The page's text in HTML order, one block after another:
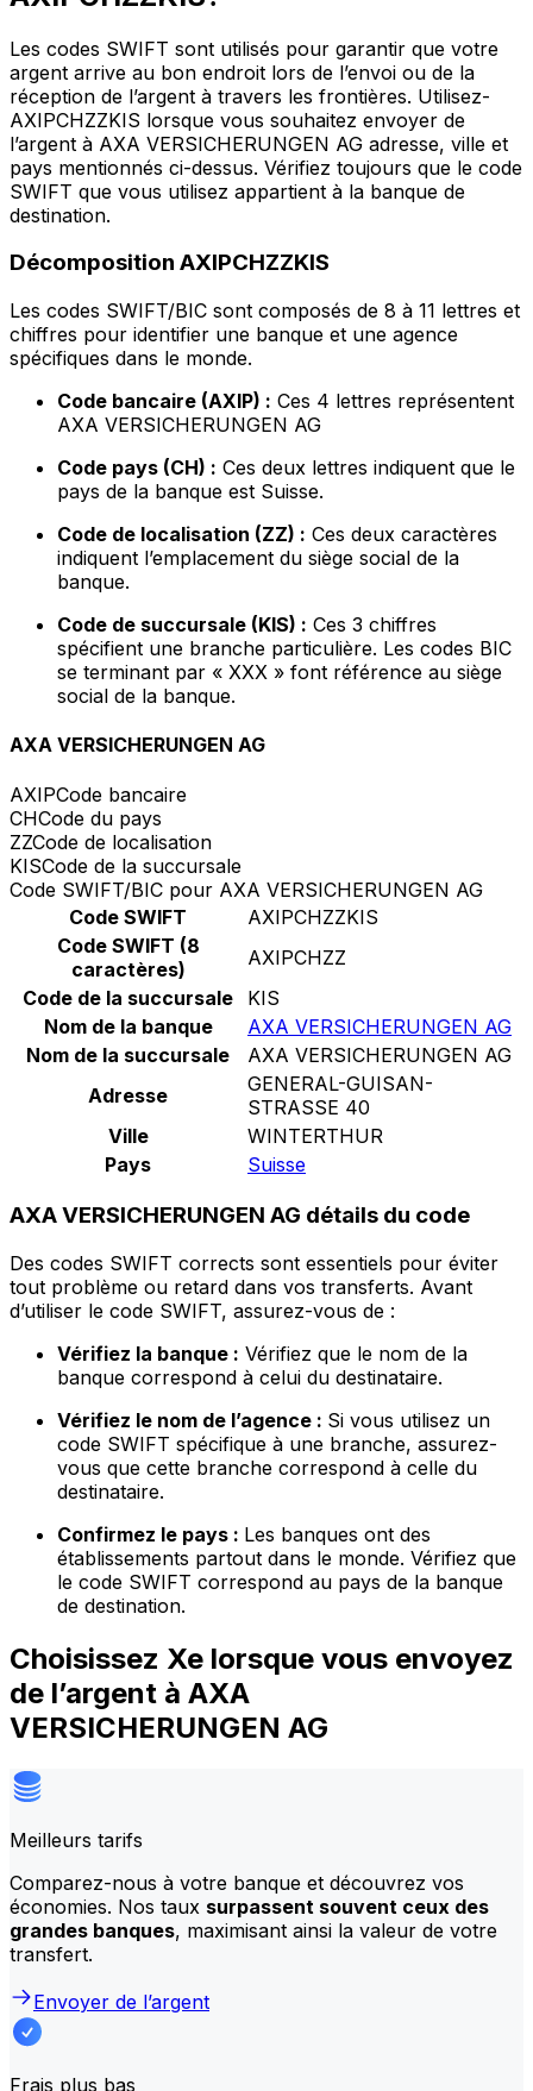
Les codes SWIFT sont utilisés pour garantir que votre
argent arrive au bon endroit lors de l’envoi ou de la
réception de l’argent à travers les frontières. Utilisez-
AXIPCHZZKIS lorsque vous souhaitez envoyer de
l’argent à AXA VERSICHERUNGEN AG adresse, ville et
pays mentionnés ci-dessus. Vérifiez toujours que le code
SWIFT que vous utilisez appartient à la banque de
destination.
Décomposition AXIPCHZZKIS
Les codes SWIFT/BIC sont composés de 8 à 11 lettres et
chiffres pour identifier une banque et une agence
spécifiques dans le monde.
Code bancaire (AXIP) : Ces 4 lettres représentent
AXA VERSICHERUNGEN AG
Code pays (CH) : Ces deux lettres indiquent que le
pays de la banque est Suisse.
Code de localisation (ZZ) : Ces deux caractères
indiquent l’emplacement du siège social de la
banque.
Code de succursale (KIS) : Ces 3 chiffres
spécifient une branche particulière. Les codes BIC
se terminant par « XXX » font référence au siège
social de la banque.
AXA VERSICHERUNGEN AG
AXIPCode bancaire
CHCode du pays
ZZCode de localisation
KISCode de la succursale
Code SWIFT/BIC pour AXA VERSICHERUNGEN AG
Code SWIFT
AXIPCHZZKIS
Code SWIFT (8
caractères)
AXIPCHZZ
Code de la succursale
KIS
Nom de la banque
AXA VERSICHERUNGEN AG
Nom de la succursale
AXA VERSICHERUNGEN AG
Adresse
GENERAL-GUISAN-
STRASSE 40
Ville
WINTERTHUR
Pays
Suisse
AXA VERSICHERUNGEN AG détails du code
Des codes SWIFT corrects sont essentiels pour éviter
tout problème ou retard dans vos transferts. Avant
d’utiliser le code SWIFT, assurez-vous de :
Vérifiez la banque : Vérifiez que le nom de la
banque correspond à celui du destinataire.
Vérifiez le nom de l’agence : Si vous utilisez un
code SWIFT spécifique à une branche, assurez-
vous que cette branche correspond à celle du
destinataire.
Confirmez le pays : Les banques ont des
établissements partout dans le monde. Vérifiez que
le code SWIFT correspond au pays de la banque
de destination.
Choisissez Xe lorsque vous envoyez
de l’argent à AXA
VERSICHERUNGEN AG
Meilleurs tarifs
Comparez-nous à votre banque et découvrez vos
économies. Nos taux surpassent souvent ceux des
grandes banques, maximisant ainsi la valeur de votre
transfert.
Envoyer de l’argent
Frais plus bas